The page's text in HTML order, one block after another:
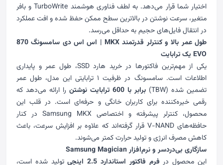
اختیار شما قرار می‌دهد. به لطف فناوری هوشمند TurboWrite و بافر
متغیر، سرعت نوشتن در بالاترین سطح ممکن حفظ شده و افت عملکرد
در انتقال فایل‌های حجیم به حداقل می‌رسد.
طول عمر بالا و کنترلر قدرتمند MKX | اس اس دی سامسونگ 870
EVO یک ترابایت
یکی از مهم‌ترین فاکتورها در خرید هارد SSD، طول عمر و پایداری
اطلاعات است.سامسونگ
در ظرفیت ۱ ترابایتی این مدل، طول عمر
تضمین شده (TBW)
برابر با 600 ترابایت نوشتن
را ارائه می‌دهد که
رقمی خیره‌کننده برای کاربران خانگی و حرفه‌ای است. در قلب این
محصول، کنترلر پیشرفته و اختصاصی Samsung MKX در کنار
حافظه‌های V-NAND قرار گرفته‌اند که علاوه بر افزایش سرعت، باعث
کاهش مصرف انرژی و تولید حرارت کمتر می‌شوند.
سازگاری بی‌دردسر و نرم‌افزار Samsung Magician
این محصول در فرم فاکتور استاندارد 2.5 اینچی
تولید شده است،